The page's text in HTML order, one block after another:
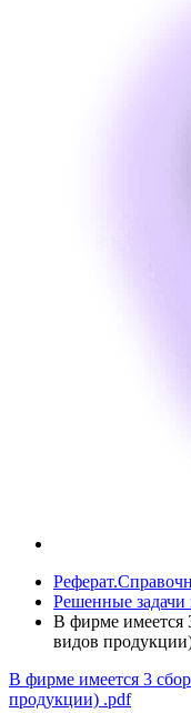
Решенные
В фирме имеется
видов
В фирме имеется 3
продукции) .pdf